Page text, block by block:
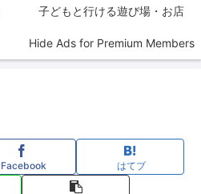
子どもと行ける遊び場・お店
Hide Ads for Premium Members
Facebook はてブ